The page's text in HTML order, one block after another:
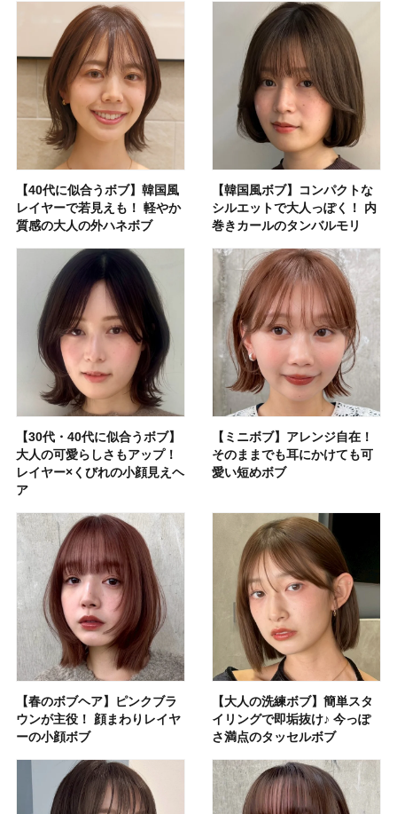
【40代に似合うボブ】韓国風
レイヤーで若見えも！ 軽やか
質感の大人の外ハネボブ
【韓国風ボブ】コンパクトな
シルエットで大人っぽく！ 内
巻きカールのタンバルモリ
【30代・40代に似合うボブ】
大人の可愛らしさもアップ！
レイヤー×くびれの小顔見えヘ
ア
【ミニボブ】アレンジ自在！
そのままでも耳にかけても可
愛い短めボブ
【春のボブヘア】ピンクブラ
ウンが主役！ 顔まわりレイヤ
ーの小顔ボブ
【大人の洗練ボブ】簡単スタ
イリングで即垢抜け♪ 今っぽ
さ満点のタッセルボブ